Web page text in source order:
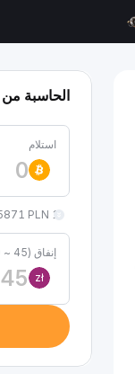
الحاسبة من BTC إلى PLN
استلام
1 BTC ≈ 247817.5871 PLN
إنفاق (45 ~ 42630)
zł